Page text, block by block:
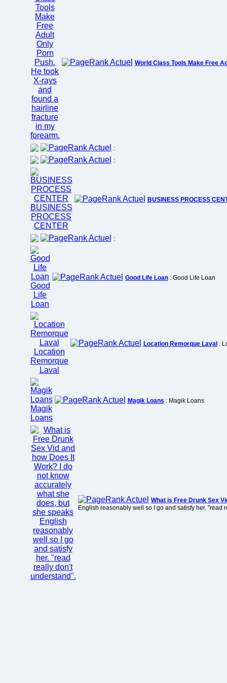
World Class Tools Make Free
:
:
BUSINESS PROCESS
:
Good Life Loan: Good Life Loan
Location Remorque Laval :
Magik Loans : Magik Loans
What is Free Drunk Sex
English reasonably well so I go and satisfy her. "read